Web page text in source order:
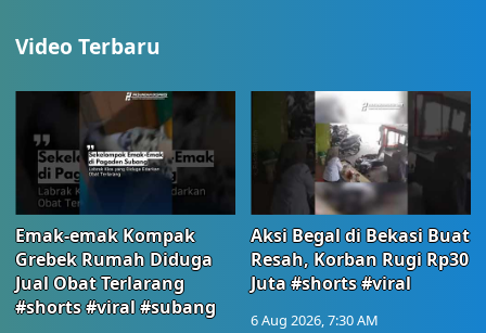
Video Terbaru
Emak-emak Kompak
Grebek Rumah Diduga
Jual Obat Terlarang
#shorts #viral #subang
Aksi Begal di Bekasi Buat
Resah, Korban Rugi Rp30
Juta #shorts #viral
6 Aug 2026, 7:30 AM